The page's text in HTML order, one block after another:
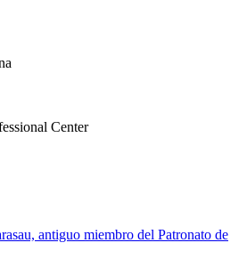
Center
antiguo miembro del Patronato de